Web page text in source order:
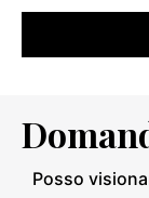
Posso